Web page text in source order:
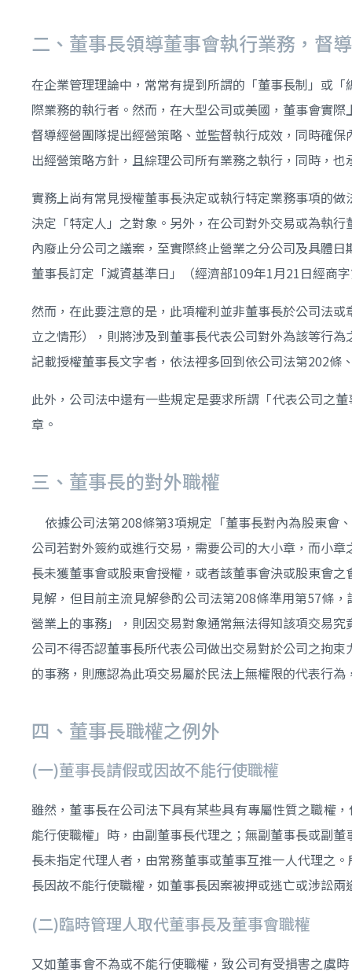
二、董事長領導董事會執行業務，督
在企業管理理論中，常常有提到所謂的「董事長制」或
際業務的執行者。然而，在大型公司或美國，董事會實
督導經營團隊提出經營策略、並監督執行成效，同時確
出經營策略方針，且綜理公司所有業務之執行，同時，
實務上尚有常見授權董事長決定或執行特定業務事項的
決定「特定人」之對象。另外，在公司對外交易或為執
內廢止分公司之議案，至實際終止營業之分公司及具體
董事長訂定「減資基準日」（經濟部109年1月21日經商
然而，在此要注意的是，此項權利並非董事長於公司法
立之情形），則將涉及到董事長代表公司對外為該等行
記載授權董事長文字者，依法裡多回到依公司法第202條
此外，公司法中還有一些規定是要求所謂「代表公司之
章。
三、董事長的對外職權
依據公司法第208條第3項規定「董事長對內為股東會
公司若對外簽約或進行交易，需要公司的大小章，而小
長未獲董事會或股東會授權，或者該董事會決或股東會
見解，但目前主流見解參酌公司法第208條準用第57條
營業上的事務」，則因交易對象通常無法得知該項交易
公司不得否認董事長所代表公司做出交易對於公司之拘
的事務，則應認為此項交易屬於民法上無權限的代表行
四、董事長職權之例外
(一)董事長請假或因故不能行使職權
雖然，董事長在公司法下具有某些具有專屬性質之職權
能行使職權」時，由副董事長代理之；無副董事長或副
長未指定代理人者，由常務董事或董事互推一人代理之
長因故不能行使職權，如董事長因案被押或逃亡或涉訟
(二)臨時管理人取代董事長及董事會職權
又如董事會不為或不能行使職權，致公司有受損害之虞